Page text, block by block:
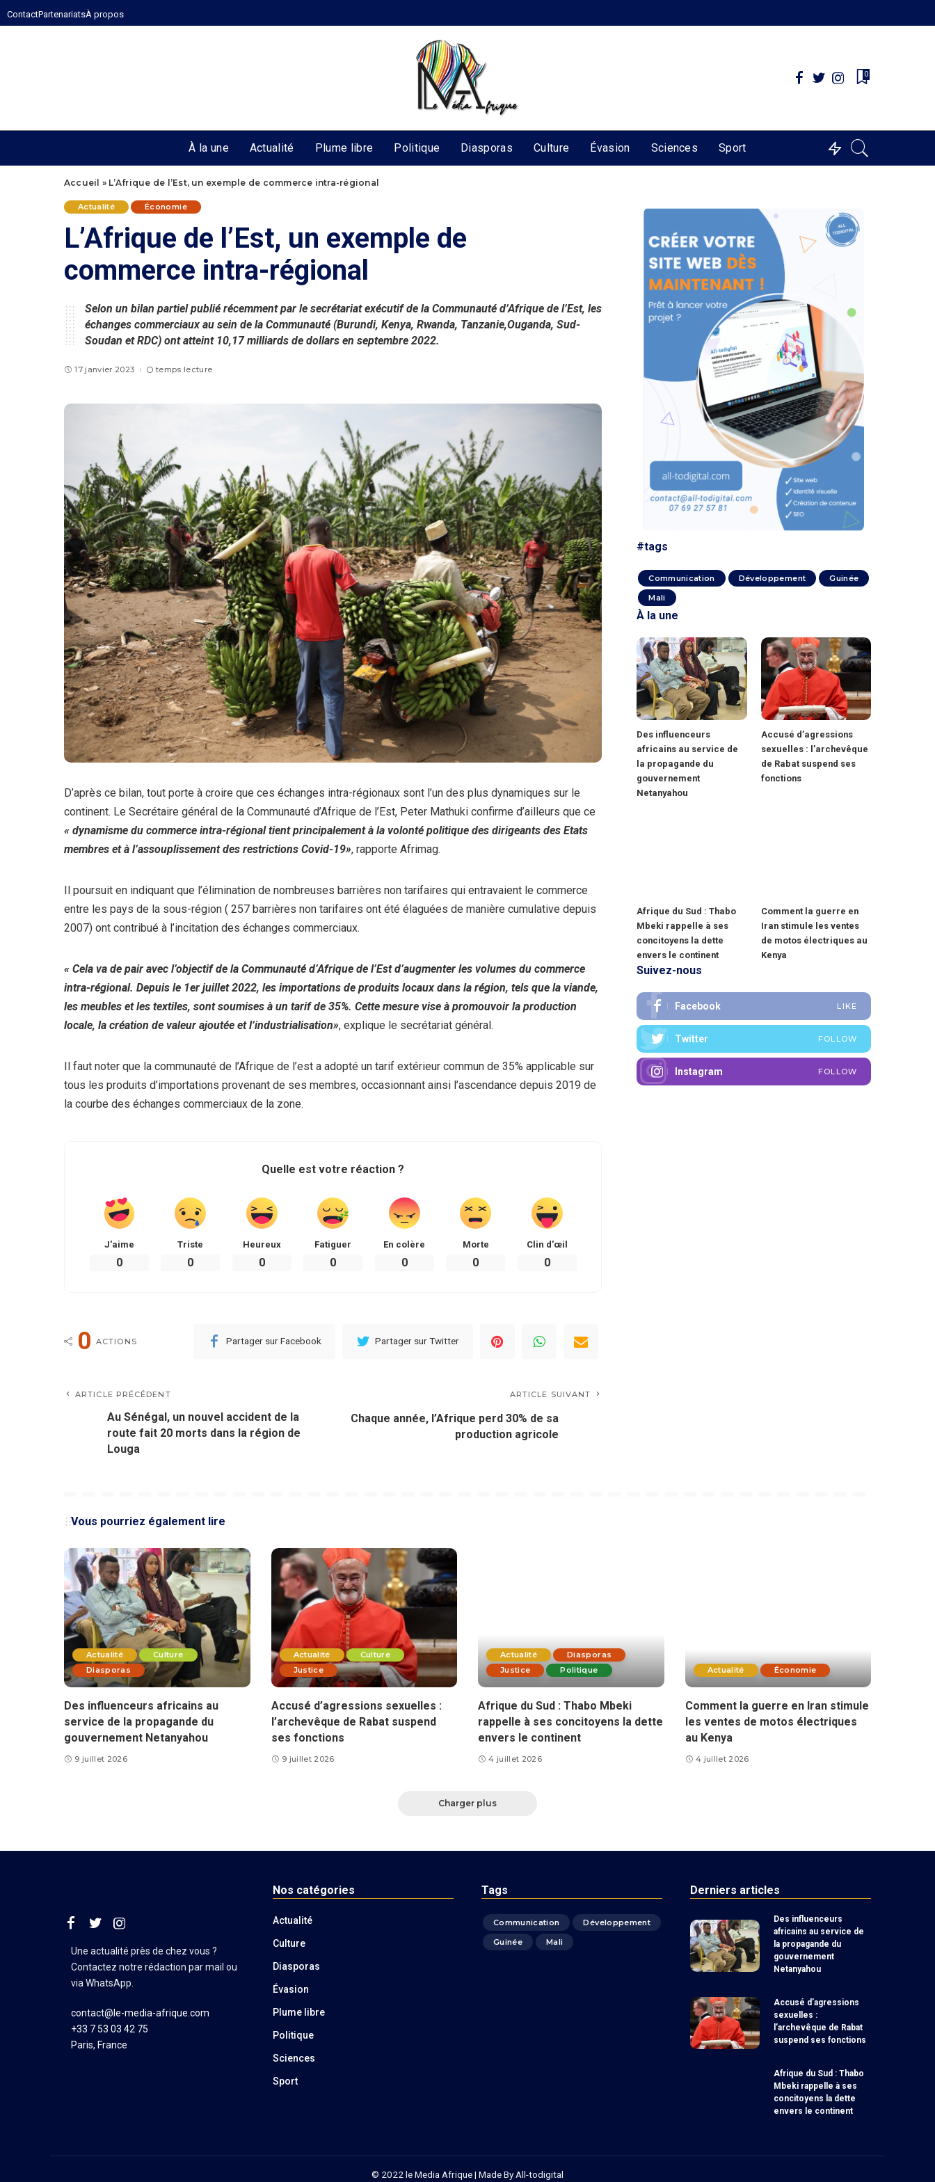
ContactPartenariatsÀ propos
0
À la une Actualité Plume libre Politique Diasporas Culture Évasion Sciences Sport
Accueil » L’Afrique de l’Est, un exemple de commerce intra-régional
Actualité Économie
L’Afrique de l’Est, un exemple de
commerce intra-régional
Selon un bilan partiel publié récemment par le secrétariat exécutif de la Communauté d’Afrique de l’Est, les
échanges commerciaux au sein de la Communauté (Burundi, Kenya, Rwanda, Tanzanie,Ouganda, Sud-
Soudan et RDC) ont atteint 10,17 milliards de dollars en septembre 2022.
17 janvier 2023 temps lecture
D’après ce bilan, tout porte à croire que ces échanges intra-régionaux sont l’un des plus dynamiques sur le
continent. Le Secrétaire général de la Communauté d’Afrique de l’Est, Peter Mathuki confirme d’ailleurs que ce
« dynamisme du commerce intra-régional tient principalement à la volonté politique des dirigeants des Etats
membres et à l’assouplissement des restrictions Covid-19», rapporte Afrimag.
Il poursuit en indiquant que l’élimination de nombreuses barrières non tarifaires qui entravaient le commerce
entre les pays de la sous-région ( 257 barrières non tarifaires ont été élaguées de manière cumulative depuis
2007) ont contribué à l’incitation des échanges commerciaux.
« Cela va de pair avec l’objectif de la Communauté d’Afrique de l’Est d’augmenter les volumes du commerce
intra-régional. Depuis le 1er juillet 2022, les importations de produits locaux dans la région, tels que la viande,
les meubles et les textiles, sont soumises à un tarif de 35%. Cette mesure vise à promouvoir la production
locale, la création de valeur ajoutée et l’industrialisation», explique le secrétariat général.
Il faut noter que la communauté de l’Afrique de l’est a adopté un tarif extérieur commun de 35% applicable sur
tous les produits d’importations provenant de ses membres, occasionnant ainsi l’ascendance depuis 2019 de
la courbe des échanges commerciaux de la zone.
Quelle est votre réaction ?
J'aime
0
Triste
0
Heureux
0
Fatiguer
0
En colère
0
Morte
0
Clin d'œil
0
0 ACTIONS Partager sur Facebook Partager sur Twitter
ARTICLE PRÉCÉDENT
Au Sénégal, un nouvel accident de la
route fait 20 morts dans la région de
Louga
ARTICLE SUIVANT
Chaque année, l’Afrique perd 30% de sa
production agricole
#tags
Communication Développement
Guinée
Mali
À la une
Des influenceurs
africains au service de
la propagande du
gouvernement
Netanyahou
Accusé d’agressions
sexuelles : l’archevêque
de Rabat suspend ses
fonctions
Afrique du Sud : Thabo
Mbeki rappelle à ses
concitoyens la dette
envers le continent
Comment la guerre en
Iran stimule les ventes
de motos électriques au
Kenya
Suivez-nous
Facebook LIKE
Twitter FOLLOW
Instagram FOLLOW
Vous pourriez également lire
Actualité
Culture
Diasporas
Des influenceurs africains au
service de la propagande du
gouvernement Netanyahou
9 juillet 2026
Actualité
Culture
Justice
Accusé d’agressions sexuelles :
l’archevêque de Rabat suspend
ses fonctions
9 juillet 2026
Actualité
Diasporas
Justice
Politique
Afrique du Sud : Thabo Mbeki
rappelle à ses concitoyens la dette
envers le continent
4 juillet 2026
Actualité Économie
Comment la guerre en Iran stimule
les ventes de motos électriques
au Kenya
4 juillet 2026
Charger plus
Une actualité près de chez vous ?
Contactez notre rédaction par mail ou
via WhatsApp.
contact@le-media-afrique.com
+33 7 53 03 42 75
Paris, France
Nos catégories
Actualité
Culture
Diasporas
Évasion
Plume libre
Politique
Sciences
Sport
Tags
Communication
Développement
Guinée
Mali
Derniers articles
Des influenceurs
africains au service de
la propagande du
gouvernement
Netanyahou
Accusé d’agressions
sexuelles :
l’archevêque de Rabat
suspend ses fonctions
Afrique du Sud : Thabo
Mbeki rappelle à ses
concitoyens la dette
envers le continent
© 2022 le Media Afrique | Made ByAll-todigital